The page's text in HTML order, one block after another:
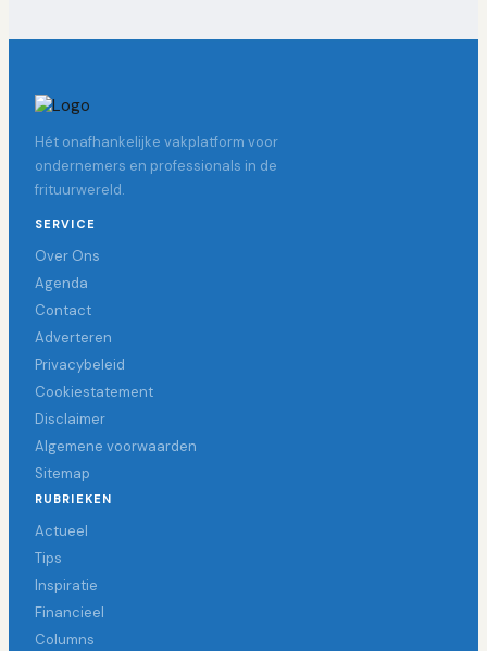
Hét onafhankelijke vakplatform voor
ondernemers en professionals in de
frituurwereld.
SERVICE
Over Ons
Agenda
Contact
Adverteren
Privacybeleid
Cookiestatement
Disclaimer
Algemene voorwaarden
Sitemap
RUBRIEKEN
Actueel
Tips
Inspiratie
Financieel
Columns